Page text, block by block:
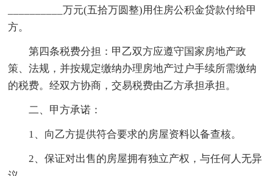
__________万元(五拾万圆整)用住房公积金贷款付给甲
方。
第四条税费分担：甲乙双方应遵守国家房地产政
策、法规，并按规定缴纳办理房地产过户手续所需缴纳
的税费。经双方协商，交易税费由乙方承担承担。
二、甲方承诺：
1、向乙方提供符合要求的房屋资料以备查核。
2、保证对出售的房屋拥有独立产权，与任何人无异